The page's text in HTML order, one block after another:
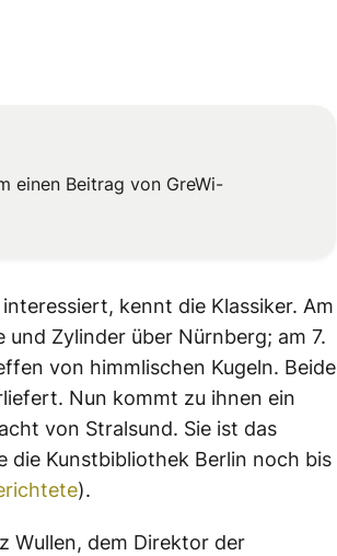
einen Beitrag von GreWi-
kennt die Klassiker. Am
und Zylinder über Nürnberg; am 7.
von himmlischen Kugeln. Beide
Nun kommt zu ihnen ein
von Stralsund. Sie ist das
die Kunstbibliothek Berlin noch bis
).
Wullen, dem Direktor der